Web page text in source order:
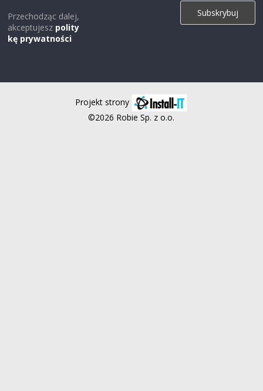
Przechodząc dalej,
akceptujesz polity
kę prywatności
Projekt strony
©2026 Robie Sp. z o.o.